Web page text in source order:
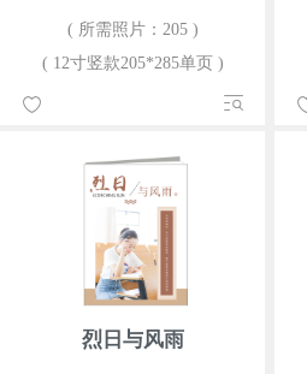
( 所需照片：205 )
( 12寸竖款205*285单页 )
烈日与风雨